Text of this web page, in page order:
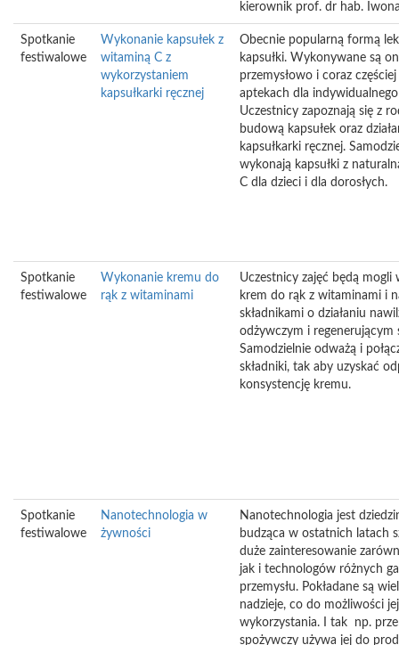
kierownik prof. dr hab.
Spotkanie
festiwalowe
Wykonanie kapsułek z
witaminą C z
wykorzystaniem
kapsułkarki ręcznej
Obecnie popularną formą
kapsułki. Wykonywane są
przemysłowo i coraz
aptekach dla
Uczestnicy zapoznają się z
budową kapsułek oraz
kapsułkarki ręcznej.
wykonają kapsułki z
C dla dzieci i dla dorosłych.
Spotkanie
festiwalowe
Wykonanie kremu do
rąk z witaminami
Uczestnicy zajęć będą mogli
krem do rąk z witaminami i
składnikami o działaniu
odżywczym i regenerującym
Samodzielnie odważą i
składniki, tak aby uzyskać
konsystencję kremu.
Spotkanie
festiwalowe
Nanotechnologia w
żywności
Nanotechnologia jest
budząca w ostatnich latach
duże zainteresowanie
jak i technologów różnych
przemysłu. Pokładane są
nadzieje, co do możliwości jej
wykorzystania. I tak np.
spożywczy używa jej do